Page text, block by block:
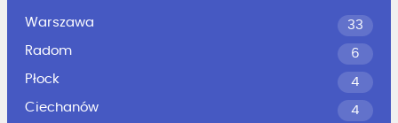
Warszawa
33
Radom
6
Płock
4
Ciechanów
4